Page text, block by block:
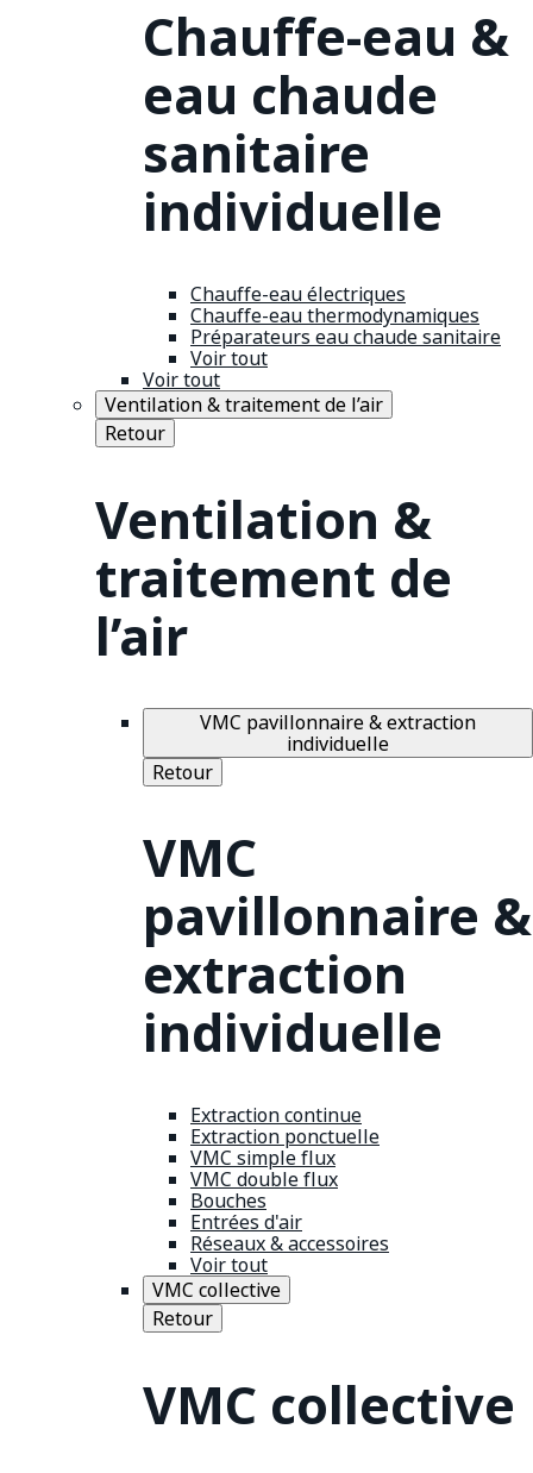
Chauffe-eau &
eau chaude
sanitaire
individuelle
Chauffe-eau électriques
Chauffe-eau thermodynamiques
Préparateurs eau chaude sanitaire
Voir tout
Voir tout
Ventilation & traitement de l’air
Retour
Ventilation &
traitement de
l’air
VMC pavillonnaire & extraction
individuelle
Retour
VMC
pavillonnaire &
extraction
individuelle
Extraction continue
Extraction ponctuelle
VMC simple flux
VMC double flux
Bouches
Entrées d'air
Réseaux & accessoires
Voir tout
VMC collective
Retour
VMC collective